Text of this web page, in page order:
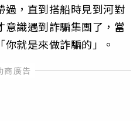
過，直到搭船時見到河對
識遇到詐騙集團了，當
就是來做詐騙的」。